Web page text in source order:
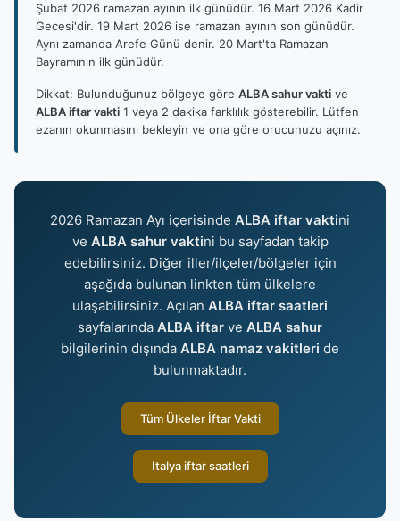
Şubat 2026 ramazan ayının ilk günüdür. 16 Mart 2026 Kadir
Gecesi'dir. 19 Mart 2026 ise ramazan ayının son günüdür.
Aynı zamanda Arefe Günü denir. 20 Mart'ta Ramazan
Bayramının ilk günüdür.
Dikkat: Bulunduğunuz bölgeye göre ALBA sahur vakti ve
ALBA iftar vakti 1 veya 2 dakika farklılık gösterebilir. Lütfen
ezanın okunmasını bekleyin ve ona göre orucunuzu açınız.
2026 Ramazan Ayı içerisinde ALBA iftar vaktini
ve ALBA sahur vaktini bu sayfadan takip
edebilirsiniz. Diğer iller/ilçeler/bölgeler için
aşağıda bulunan linkten tüm ülkelere
ulaşabilirsiniz. Açılan ALBA iftar saatleri
sayfalarında ALBA iftar ve ALBA sahur
bilgilerinin dışında ALBA namaz vakitleri de
bulunmaktadır.
Tüm Ülkeler İftar Vakti
Italya iftar saatleri